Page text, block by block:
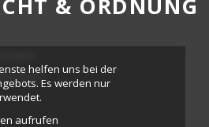
& ORDNUNG
helfen uns bei der
Es werden nur
aufrufen